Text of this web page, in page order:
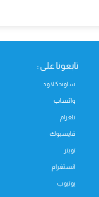
تابعونا على :
ساوندكلاود
واتساب
تلغرام
فايسبوك
تويتر
انستغرام
يوتيوب